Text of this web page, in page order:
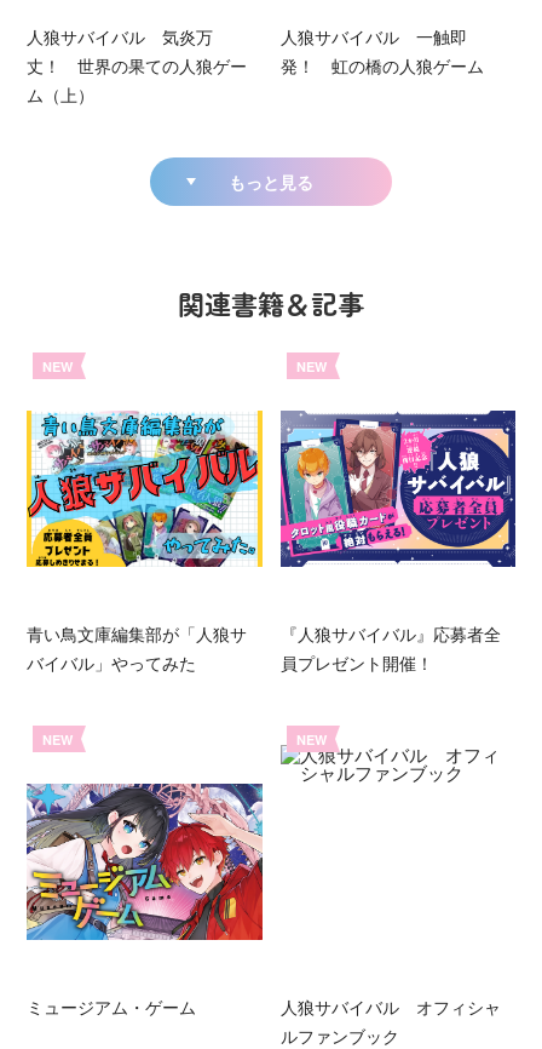
人狼サバイバル 気炎万
丈！ 世界の果ての人狼ゲー
ム（上）
人狼サバイバル 一触即
発！ 虹の橋の人狼ゲーム
もっと見る
関連書籍＆記事
NEW
青い鳥文庫編集部が「人狼サ
バイバル」やってみた
NEW
『人狼サバイバル』応募者全
員プレゼント開催！
NEW
ミュージアム・ゲーム
NEW
人狼サバイバル オフィシャ
ルファンブック